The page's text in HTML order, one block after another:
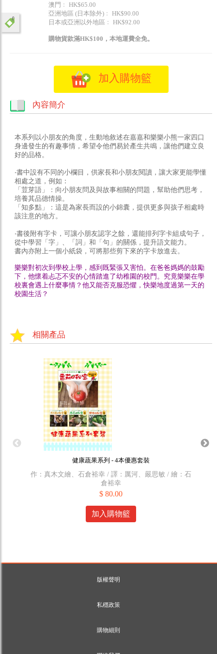
澳門﹕ HK$65.00
亞洲地區 (日本除外)﹕ HK$90.00
日本或亞洲以外地區﹕ HK$92.00
購物貨款滿HK$100，本地運費全免。
加入購物籃
內容簡介
本系列以小朋友的角度，生動地敘述在嘉嘉和樂樂小熊一家四口
身邊發生的有趣事情，希望令他們易於產生共鳴，讓他們建立良
好的品格。
‧書中設有不同的小欄目，供家長和小朋友閱讀，讓大家更能學懂
相處之道，例如：
「荳芽語」：向小朋友問及與故事相關的問題，幫助他們思考，
培養其品德情操。
「知多點」：這是為家長而設的小錦囊，提供更多與孩子相處時
該注意的地方。
‧書後附有字卡，可讓小朋友認字之餘，還能排列字卡組成句子，
從中學習「字」、「詞」和「句」的關係，提升語文能力。
書內亦附上一個小紙袋，可將那些剪下來的字卡放進去。
樂樂對初次到學校上學，感到既緊張又害怕。在爸爸媽媽的鼓勵
下，他懷着忐忑不安的心情踏進了幼稚園的校門。究竟樂樂在學
校裏會遇上什麼事情？他又能否克服恐懼，快樂地度過第一天的
校園生活？
相關產品
健康蔬果系列 - 4本優惠套裝
作：真木文繪、石倉裕幸 / 譯：厲河、嚴思敏 / 繪：石
倉裕幸
$ 80.00
加入購物籃
版權聲明
私穩政策
購物細則